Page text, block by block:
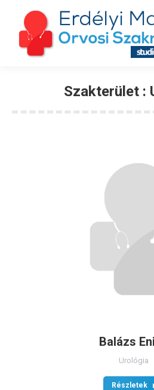
Szakterület :
Balázs
Urológia
Részletek